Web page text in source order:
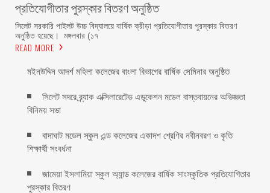
প্রতিযোগীতার পুরস্কার বিতরণ অনুষ্ঠিত
সিলেট সরকারি পাইলট উচ্চ বিদ্যালয়ে বার্ষিক ক্রীড়া প্রতিযোগীতার পুরস্কার বিতরণ
অনুষ্ঠিত হয়েছে। ‎ ‎মঙ্গলবার (১৭
READ MORE
মইনউদ্দিন আদর্শ মহিলা কলেজের বাংলা বিভাগের বার্ষিক সেমিনার অনুষ্ঠিত
সিলেট সদরে ‎ব্র্যাক এক্সিলারেটেড এডুকেশন মডেল বাস্তবায়নের অভিজ্ঞতা
বিনিময় সভা
বাদাঘাট মডেল স্কুল এন্ড কলেজের একাদশ শ্রেণির নবীনবরণ ও কৃতি
শিক্ষার্থী সংবর্ধনা
জামেয়া ইসলামিয়া স্কুল অ্যান্ড কলেজের বার্ষিক সাংস্কৃতিক প্রতিযোগিতার
পুরস্কার বিতরণ